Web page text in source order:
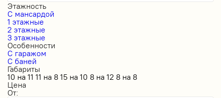
Этажность
С мансардой
1 этажные
2 этажные
3 этажные
Особенности
С гаражом
С баней
Габариты
10 на 11 11 на 8 15 на 10 8 на 12 8 на 8
Цена
От: